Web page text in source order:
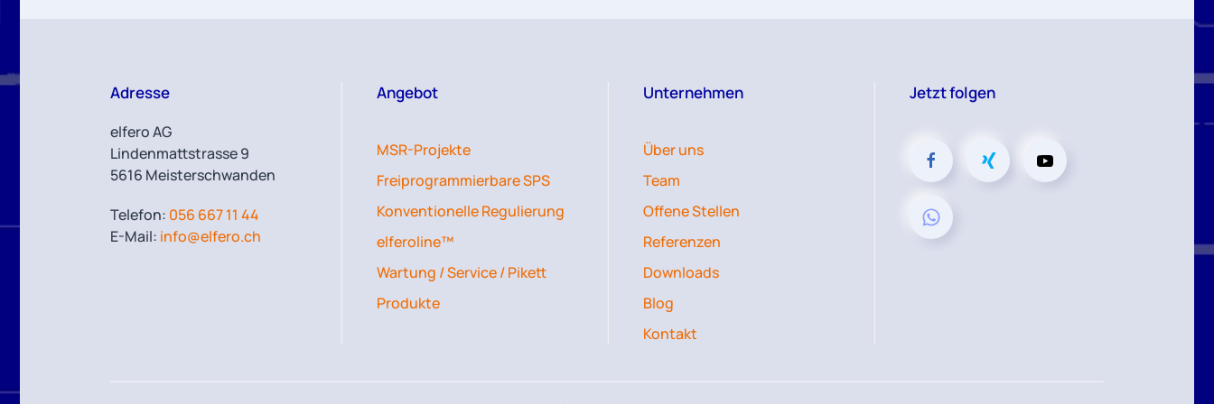
Adresse
elfero AG
Lindenmattstrasse 9
5616 Meisterschwanden
Telefon: 056 667 11 44
E-Mail: info@elfero.ch
Angebot
MSR-Projekte
Freiprogrammierbare SPS
Konventionelle Regulierung
elferoline™
Wartung / Service / Pikett
Produkte
Unternehmen
Über uns
Team
Offene Stellen
Referenzen
Downloads
Blog
Kontakt
Jetzt folgen